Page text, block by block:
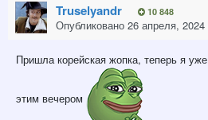
Truselyandr 10 848
Опубликовано 26 апреля, 2024
Пришла корейская жопка, теперь я
этим вечером